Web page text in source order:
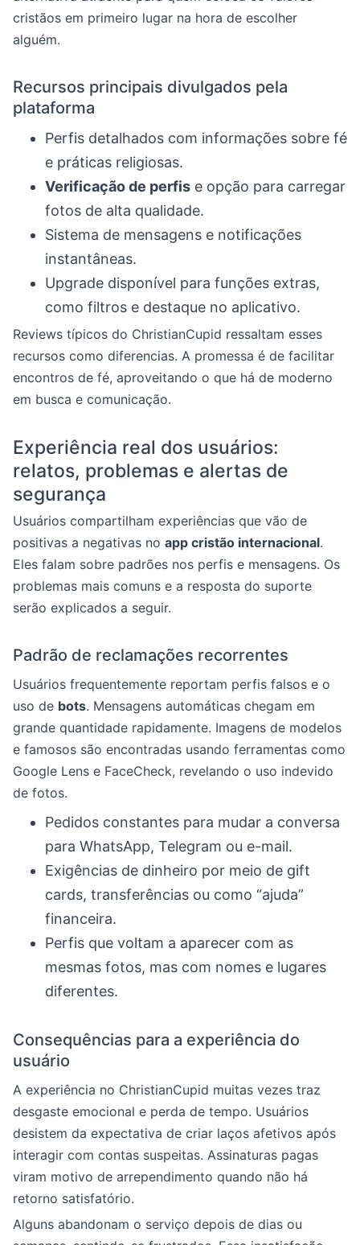
cristãos em primeiro lugar na hora de escolher
alguém.
Recursos principais divulgados pela
plataforma
Perfis detalhados com informações sobre fé
e práticas religiosas.
Verificação de perfis e opção para carregar
fotos de alta qualidade.
Sistema de mensagens e notificações
instantâneas.
Upgrade disponível para funções extras,
como filtros e destaque no aplicativo.
Reviews típicos do ChristianCupid ressaltam esses
recursos como diferencias. A promessa é de facilitar
encontros de fé, aproveitando o que há de moderno
em busca e comunicação.
Experiência real dos usuários:
relatos, problemas e alertas de
segurança
Usuários compartilham experiências que vão de
positivas a negativas no app cristão internacional.
Eles falam sobre padrões nos perfis e mensagens. Os
problemas mais comuns e a resposta do suporte
serão explicados a seguir.
Padrão de reclamações recorrentes
Usuários frequentemente reportam perfis falsos e o
uso de bots. Mensagens automáticas chegam em
grande quantidade rapidamente. Imagens de modelos
e famosos são encontradas usando ferramentas como
Google Lens e FaceCheck, revelando o uso indevido
de fotos.
Pedidos constantes para mudar a conversa
para WhatsApp, Telegram ou e-mail.
Exigências de dinheiro por meio de gift
cards, transferências ou como “ajuda”
financeira.
Perfis que voltam a aparecer com as
mesmas fotos, mas com nomes e lugares
diferentes.
Consequências para a experiência do
usuário
A experiência no ChristianCupid muitas vezes traz
desgaste emocional e perda de tempo. Usuários
desistem da expectativa de criar laços afetivos após
interagir com contas suspeitas. Assinaturas pagas
viram motivo de arrependimento quando não há
retorno satisfatório.
Alguns abandonam o serviço depois de dias ou